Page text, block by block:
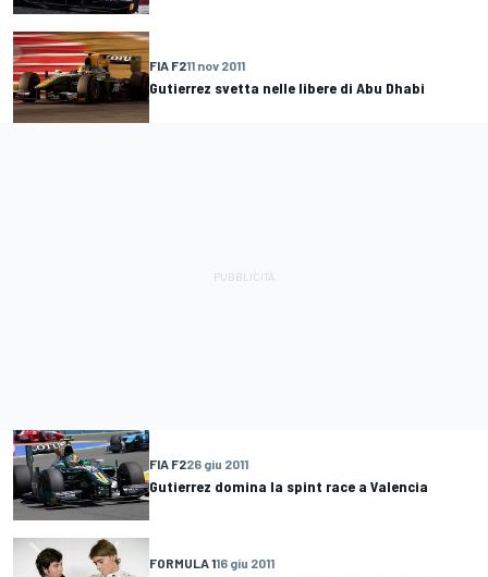
FIA F211 nov 2011
Gutierrez svetta nelle libere di Abu Dhabi
FIA F226 giu 2011
Gutierrez domina la spint race a Valencia
FORMULA 116 giu 2011